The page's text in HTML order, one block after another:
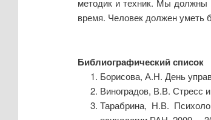
методик и техник. Мы должны
время. Человек должен уметь
Библиографический список
Борисова, А.Н. День
Виноградов, В.В. Стресс
Тарабрина, Н.В.